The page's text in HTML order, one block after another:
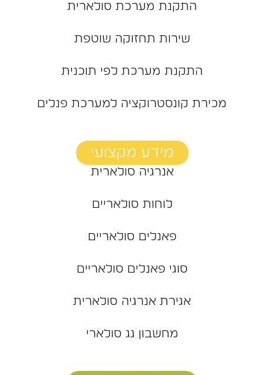
התקנת מערכת סולארית
שירות תחזוקה שוטפת
התקנת מערכת לפי תוכנית
מכירת קונסטרוקציה למערכת פנלים
מידע מקצועי
אנרגיה סולארית
לוחות סולאריים
פאנלים סולאריים
סוגי פאנלים סולאריים
אגירת אנרגיה סולארית
מחשבון גג סולארי